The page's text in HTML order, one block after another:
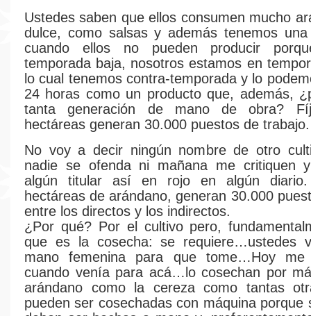
Ustedes saben que ellos consumen mucho
dulce, como salsas y además tenemos
cuando ellos no pueden producir
temporada baja, nosotros estamos en
lo cual tenemos contra-temporada y lo
24 horas como un producto que, además,
tanta generación de mano de obra?
hectáreas generan 30.000 puestos de trabajo.
No voy a decir ningún nombre de otro
nadie se ofenda ni mañana me critiquen
algún titular así en rojo en algún
hectáreas de arándano, generan 30.000
entre los directos y los indirectos.
¿Por qué? Por el cultivo pero,
que es la cosecha: se requiere…ustedes
mano femenina para que tome…Hoy me
cuando venía para acá…lo cosechan por
arándano como la cereza como tantas
pueden ser cosechadas con máquina porque